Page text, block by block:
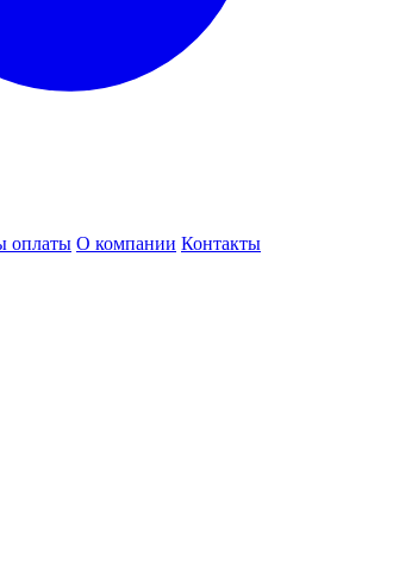
оплаты О компании Контакты